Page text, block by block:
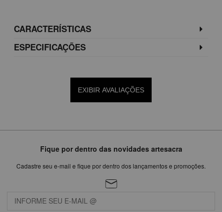
CARACTERÍSTICAS
ESPECIFICAÇÕES
EXIBIR AVALIAÇÕES
Fique por dentro das novidades artesacra
Cadastre seu e-mail e fique por dentro dos lançamentos e promoções.